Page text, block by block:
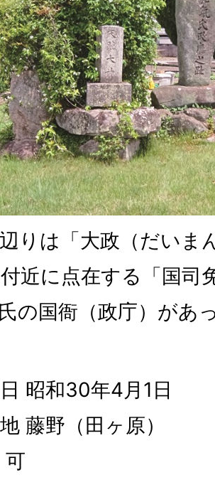
りは「大政（だいま
近に点在する「国司
の国衙（政庁）があ
昭和30年4月1日
藤野（田ヶ原）
可